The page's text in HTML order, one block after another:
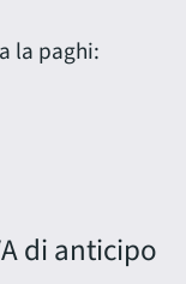
la paghi:
di anticipo